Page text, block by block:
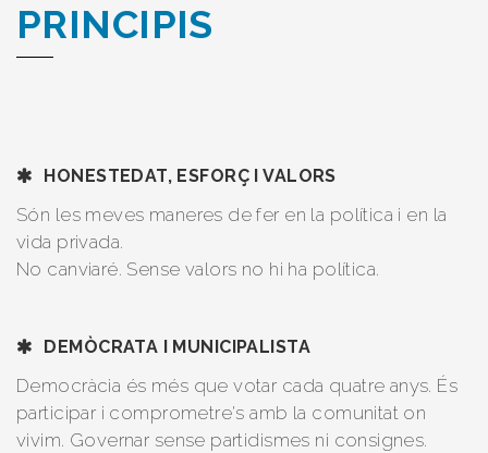
PRINCIPIS
HONESTEDAT, ESFORÇ I VALORS
Són les meves maneres de fer en la política i en la
vida privada.
No canviaré. Sense valors no hi ha política.
DEMÒCRATA I MUNICIPALISTA
Democràcia és més que votar cada quatre anys. És
participar i comprometre's amb la comunitat on
vivim. Governar sense partidismes ni consignes.